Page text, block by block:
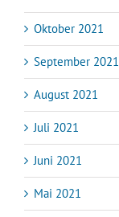
Oktober 2021
September 2021
August 2021
Juli 2021
Juni 2021
Mai 2021